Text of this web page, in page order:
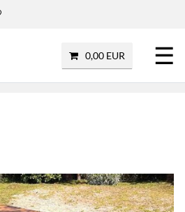
0,00 EUR ☰